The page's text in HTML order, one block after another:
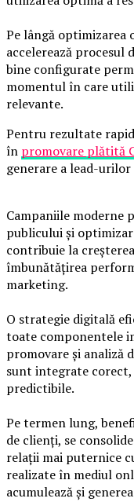
Pe lângă optimizarea
accelerează procesul
bine configurate
momentul în care
relevante.
Pentru rezultate
în promovare plătită
generare a lead-urilor
Campaniile moderne
publicului și
contribuie la
îmbunătățirea
marketing.
O strategie digitală
toate componentele
promovare și analiză
sunt integrate
predictibile.
Pe termen lung,
de clienți, se
relații mai puternice
realizate în mediul
acumulează și